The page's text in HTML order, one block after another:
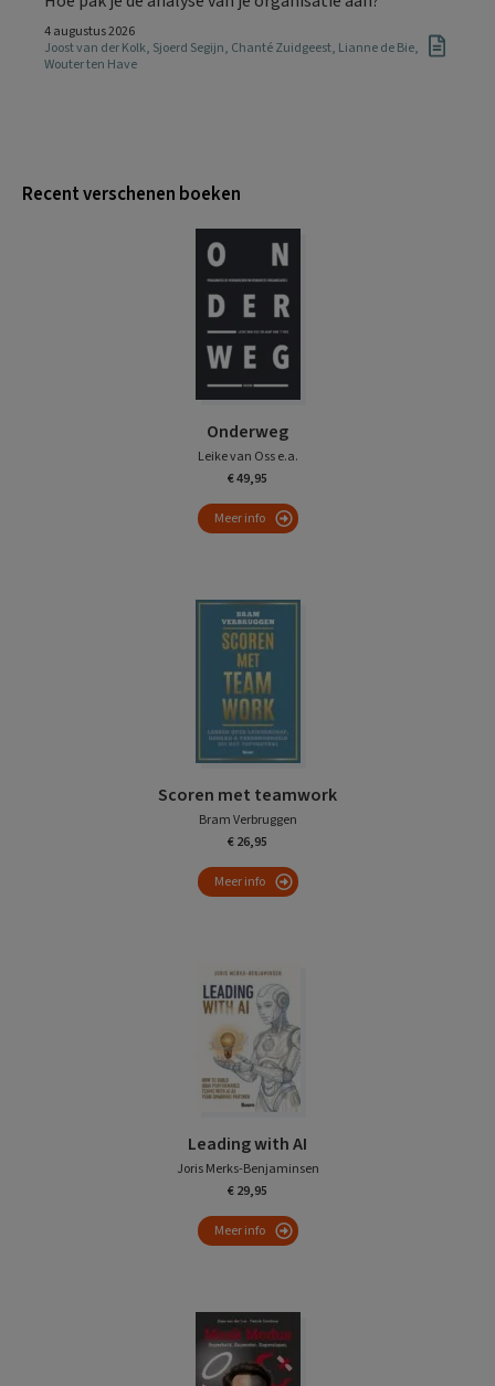
4 augustus 2026
Joost van der Kolk, Sjoerd Segijn, Chanté Zuidgeest, Lianne de Bie,
Wouter ten Have
Recent verschenen boeken
Onderweg
Leike van Oss e.a.
€ 49,95
Meer info
Scoren met teamwork
Bram Verbruggen
€ 26,95
Meer info
Leading with AI
Joris Merks-Benjaminsen
€ 29,95
Meer info